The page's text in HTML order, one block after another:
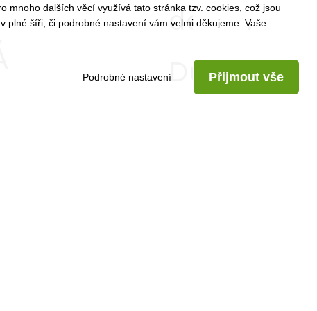
desky.
Dům
mnoho dalších věcí využívá tato stránka tzv. cookies, což jsou
šíři, či podrobné nastavení vám velmi děkujeme. Vaše
Přijmout vše
Podrobné nastavení